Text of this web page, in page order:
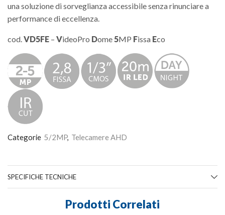
una soluzione di sorveglianza accessibile senza rinunciare a
performance di eccellenza.
cod. VD5FE – VideoPro Dome 5MP Fissa Eco
Categorie 5/2MP, Telecamere AHD
SPECIFICHE TECNICHE
Prodotti Correlati